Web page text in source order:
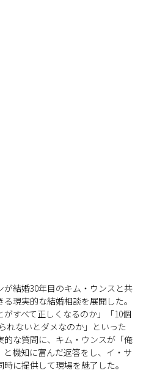
結婚30年目のキム・ウンスと共
現実的な結婚相談を展開した。
がすべて正しくなるのか」「10個
れないとダメなのか」といった
な質問に、キム・ウンスが「俺
機知に富んだ返答をし、イ・サ
に提供して現場を魅了した。